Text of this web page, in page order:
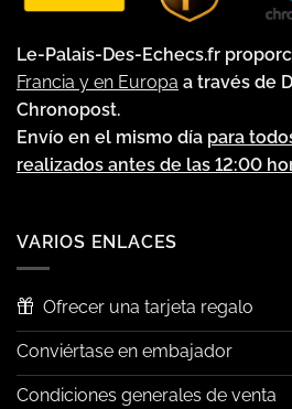
Le-Palais-Des-Echecs.fr
Francia y en Europa a través de
Chronopost.
Envío en el mismo día para
realizados antes de las 12:00
VARIOS ENLACES
Ofrecer una tarjeta regalo
Conviértase en embajador
Condiciones generales de venta